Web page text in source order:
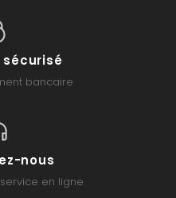
sécurisé
bancaire
nous
en ligne